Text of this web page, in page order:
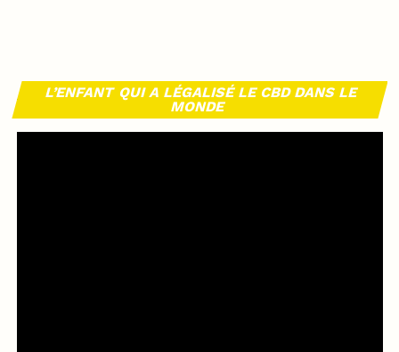
L’ENFANT QUI A LÉGALISÉ LE CBD DANS LE
MONDE